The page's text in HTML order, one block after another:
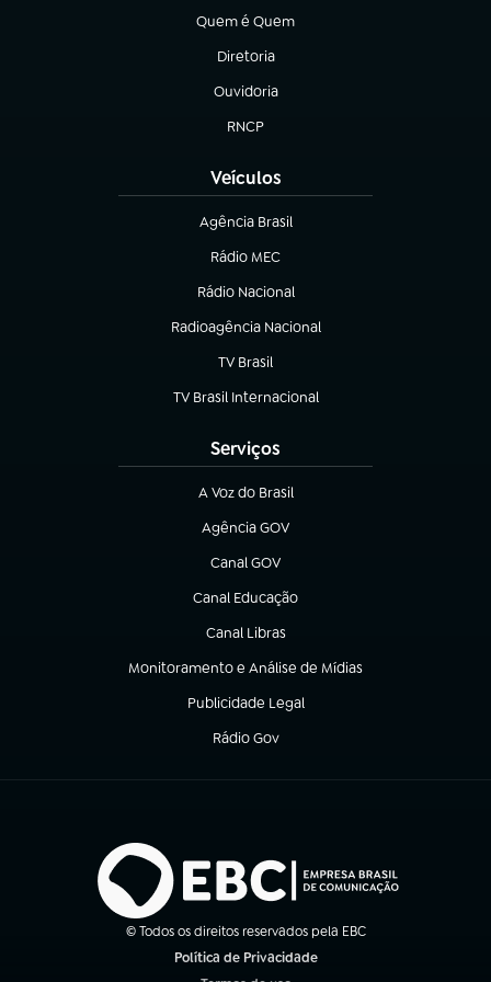
Quem é Quem
(abre em nova aba)
Diretoria
(abre em nova aba)
Ouvidoria
(abre em nova aba)
RNCP
(abre em nova aba)
Veículos
Agência Brasil
(abre em nova aba)
Rádio MEC
(abre em nova aba)
Rádio Nacional
Radioagência Nacional
(abre em nova aba)
TV Brasil
(abre em nova aba)
TV Brasil Internacional
(abre em nova aba)
Serviços
A Voz do Brasil
(abre em nova aba)
Agência GOV
(abre em nova aba)
Canal GOV
(abre em nova aba)
Canal Educação
(abre em nova aba)
Canal Libras
(abre em nova aba)
Monitoramento e Análise de Mídias
(abre em nova aba)
Publicidade Legal
(abre em nova aba)
Rádio Gov
(abre em nova aba)
© Todos os direitos reservados pela EBC
Política de Privacidade